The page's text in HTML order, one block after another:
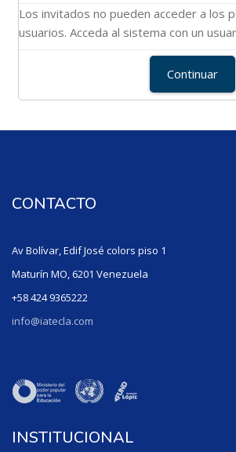
Los invitados no pueden acceder a los
usuarios. Acceda al sistema con un
Continuar
CONTACTO
Av Bolívar, Edif José colors piso 1
Maturín MO, 6201 Venezuela
+58 424 9365222
info@iatecla.com
INSTITUCIONAL